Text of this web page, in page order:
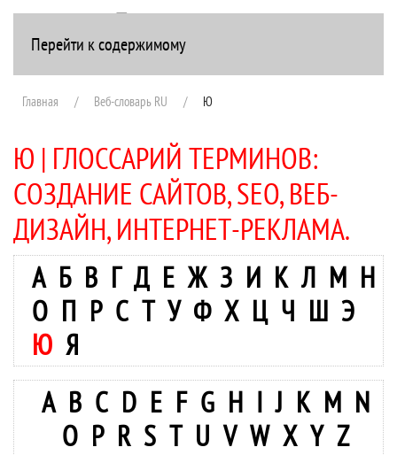
Перейти к содержимому+7(916) 107-51-99
Главная Веб-словарь RU Ю
Ю | ГЛОССАРИЙ ТЕРМИНОВ:
СОЗДАНИЕ САЙТОВ, SEO, ВЕБ-
ДИЗАЙН, ИНТЕРНЕТ-РЕКЛАМА.
А Б В Г Д Е Ж З И К Л М Н
О П Р С Т У Ф Х Ц Ч Ш Э
Ю Я
A B C D E F G H I J K M N
O P R S T U V W X Y Z